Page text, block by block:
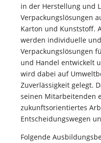
in der Herstellung und
Verpackungslösungen
Karton und Kunststoff.
werden individuelle
Verpackungslösungen
und Handel entwickelt
wird dabei auf
Zuverlässigkeit gelegt.
seinen Mitarbeitenden
zukunftsorientiertes
Entscheidungswegen
Folgende